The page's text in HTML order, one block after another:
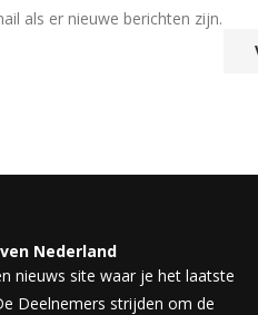
als er nieuwe berichten zijn.
Nederland
nieuws site waar je het laatste
Deelnemers strijden om de